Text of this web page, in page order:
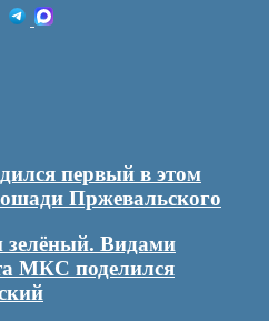
первый в этом
Пржевальского
зелёный. Видами
МКС поделился